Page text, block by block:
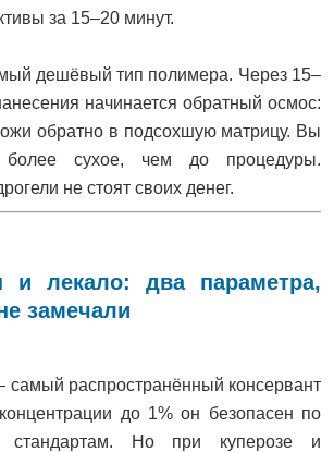
за 15–20 минут.
дешёвый тип полимера. Через 15–
начинается обратный осмос:
обратно в подсохшую матрицу. Вы
более сухое, чем до процедуры.
не стоят своих денег.
и лекало: два параметра,
замечали
самый распространённый консервант
до 1% он безопасен по
стандартам. Но при куперозе и